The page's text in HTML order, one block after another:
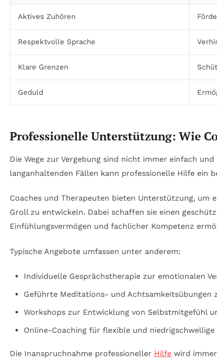
Aktives Zuhören
Respektvolle Sprache
Klare Grenzen
Geduld
Professionelle Unterstützung: Wie
Die Wege zur Vergebung sind nicht immer einfach
langanhaltenden Fällen kann professionelle Hilfe ein
Coaches und Therapeuten bieten Unterstützung,
Groll zu entwickeln. Dabei schaffen sie einen
Einfühlungsvermögen und fachlicher Kompetenz
Typische Angebote umfassen unter anderem:
Individuelle Gesprächstherapie zur emotionalen
Geführte Meditations- und Achtsamkeitsübungen
Workshops zur Entwicklung von Selbstmitgefühl
Online-Coaching für flexible und
Die Inanspruchnahme professioneller Hilfe wird